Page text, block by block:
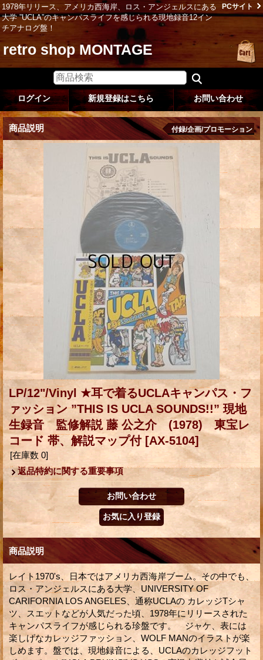
1978年リリース、アメリカ西海岸、ロス・アンジェルスにある
大学 ”UCLA”のキャンパスライフを感じられる現地録音12イン
チアナログ盤！
PCサイト
retro shop MONTAGE
ログイン 新規登録はこちら お問い合わせ
商品説明 付録/企画/プロモーション
LP/12"/Vinyl ★耳で着るUCLAキャンパス・フ
ァッション ”THIS IS UCLA SOUNDS!!” 現地
生録音 監修解説 藤 公之介 (1978) 東宝レ
コード 帯、解説マップ付 [AX-5104]
[在庫数 0]
返品特約に関する重要事項
商品説明
レイト1970's、日本ではアメリカ西海岸ブーム。その中でも、
ロス・アンジェルスにある大学、UNIVERSITY OF
CARIFORNIA LOS ANGELES、通称UCLAの カレッジTシャ
ツ、スエットなどが人気だった頃、1978年にリリースされた
キャンパスライフが感じられる珍盤です。 ジャケ、表には
楽しげなカレッジファッション、WOLF MANのイラストが楽
しめます。盤では、現地録音による、UCLAのカレッジフット